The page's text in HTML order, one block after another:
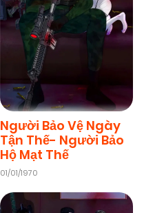
Người Bảo Vệ Ngày
Tận Thế- Người Bảo
Hộ Mạt Thế
01/01/1970